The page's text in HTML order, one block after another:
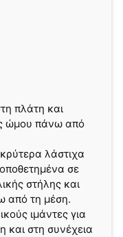
πλάτη και
ώμου πάνω από
λάστιχα
σε
στήλης και
από τη μέση.
ιμάντες για
και στη συνέχεια